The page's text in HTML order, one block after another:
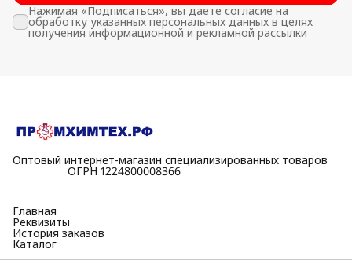
Нажимая «Подписаться», вы даете согласие на
обработку указанных персональных данных в целях
получения информационной и рекламной рассылки
Оптовый интернет-магазин специализированных товаров
⠀⠀⠀⠀⠀⠀⠀ОГРН 1224800008366
Главная
Реквизиты
История заказов
Каталог